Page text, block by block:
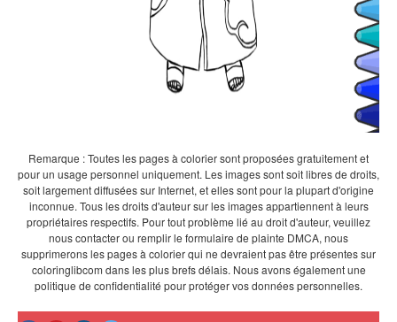
Remarque : Toutes les pages à colorier sont proposées gratuitement et
pour un usage personnel uniquement. Les images sont soit libres de droits,
soit largement diffusées sur Internet, et elles sont pour la plupart d'origine
inconnue. Tous les droits d'auteur sur les images appartiennent à leurs
propriétaires respectifs. Pour tout problème lié au droit d'auteur, veuillez
nous contacter ou remplir le formulaire de plainte DMCA, nous
supprimerons les pages à colorier qui ne devraient pas être présentes sur
coloringlibcom dans les plus brefs délais. Nous avons également une
politique de confidentialité pour protéger vos données personnelles.